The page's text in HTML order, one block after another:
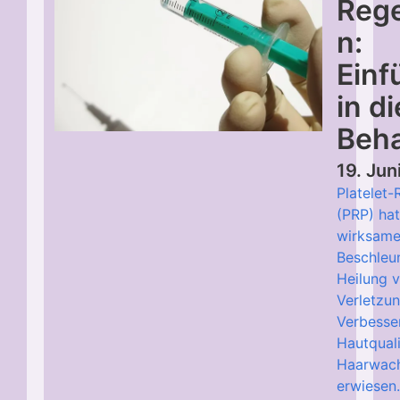
n:
in
19.
Platelet-
(PRP)
Heilung